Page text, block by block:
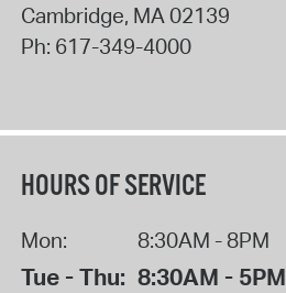
Cambridge, MA02139
Ph: 617-349-4000
HOURS OF SERVICE
Mon: 8:30AM - 8PM
Tue - Thu: 8:30AM - 5PM